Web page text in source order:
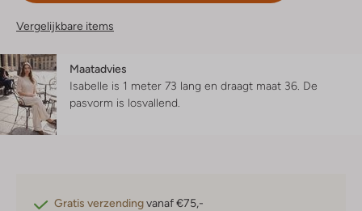
Vergelijkbare items
Maatadvies
Isabelle is 1 meter 73 lang en draagt maat 36. De
pasvorm is losvallend
Gratis verzendingvanaf €75,-